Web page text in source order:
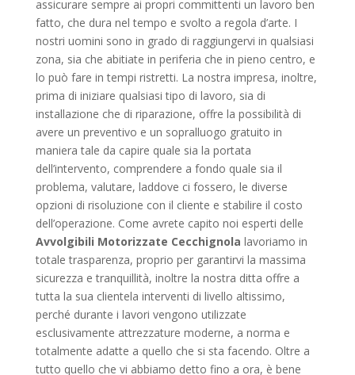
assicurare sempre ai propri committenti un lavoro ben
fatto, che dura nel tempo e svolto a regola d’arte. I
nostri uomini sono in grado di raggiungervi in qualsiasi
zona, sia che abitiate in periferia che in pieno centro, e
lo può fare in tempi ristretti. La nostra impresa, inoltre,
prima di iniziare qualsiasi tipo di lavoro, sia di
installazione che di riparazione, offre la possibilità di
avere un preventivo e un sopralluogo gratuito in
maniera tale da capire quale sia la portata
dell’intervento, comprendere a fondo quale sia il
problema, valutare, laddove ci fossero, le diverse
opzioni di risoluzione con il cliente e stabilire il costo
dell’operazione. Come avrete capito noi esperti delle
Avvolgibili Motorizzate Cecchignola lavoriamo in
totale trasparenza, proprio per garantirvi la massima
sicurezza e tranquillità, inoltre la nostra ditta offre a
tutta la sua clientela interventi di livello altissimo,
perché durante i lavori vengono utilizzate
esclusivamente attrezzature moderne, a norma e
totalmente adatte a quello che si sta facendo. Oltre a
tutto quello che vi abbiamo detto fino a ora, è bene